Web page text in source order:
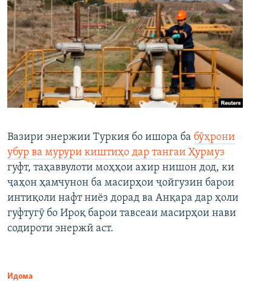
Вазири энержии Туркия бо ишора ба бӯҳрони
убур ва мурури киштиҳо дар тангаи Ҳурмуз
гуфт, таҳаввулоти моҳҳои ахир нишон дод, ки
ҷаҳон ҳамчунон ба масирҳои ҷойгузин барои
интиқоли нафт ниёз дорад ва Анқара дар ҳоли
гуфтугӯ бо Ироқ барои тавсеаи масирҳои нави
содироти энержӣ аст.
Идома